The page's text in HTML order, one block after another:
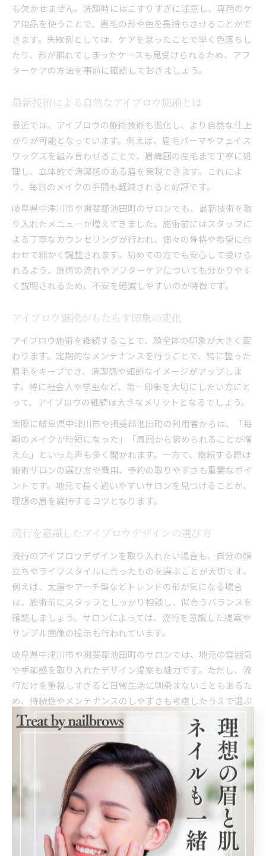
も欠かせません。洗顔時にはこすりすぎに注意し、専用のケ
ア用品を使うことで、眉毛の形や色を長持ちさせることがで
きます。失敗例としては、ケアを怠ったことで早く色落ちし
たり、形が崩れてしまったケースも見受けられるため、アフ
ターケアの方法を事前に確認しておきましょう。
最新技術による自然なアイブロウ施術とは
最近では、アイブロウの施術技術も進化し、より自然な仕上
がりが可能となっています。例えば、眉毛パーマやフェイス
ワックスを組み合わせることで、眉周囲の産毛まで丁寧に処
理し、立体的で清潔感のある眉を実現できます。これによ
り、毎日のメイクの手間も軽減されると好評です。
岐阜県中津川市や揖斐郡池田町のサロンでも、最新技術を取
り入れたメニューが増えてきました。施術前にはスタッフに
よる丁寧なカウンセリングが行われ、個々の骨格や希望に合
わせて細かく調整されます。初めての方でも安心して受けら
れるよう、施術の流れやアフターケアについても分かりやす
く説明されるため、不安を軽減しやすいのが特徴です。
アイブロウ継続がもたらす印象の変化
アイブロウ施術を継続することで、顔全体の印象が大きく変
わります。定期的なメンテナンスを行うことで、常に整った
眉毛をキープでき、清潔感や知的なイメージがアップしま
す。特に社会人や学生など、第一印象を大切にしたい方にと
って、アイブロウの継続は大きなメリットとなるでしょう。
実際に岐阜県中津川市や揖斐郡池田町の利用者からは、「毎
朝のメイクが時短になった」「周囲から褒められることが増
えた」といった声も多く聞かれます。一方で、継続する際は
施術サロンの選び方や費用、予約の取りやすさも重要なポイ
ントです。地元で長く通いやすいサロンを見つけることが、
理想の眉を維持するコツとなります。
流行を意識したアイブロウデザインの選び方
流行のアイブロウデザインを取り入れたい場合も、自分の顔
立ちやライフスタイルに合ったものを選ぶことが大切です。
例えば、太眉やアーチ型などトレンドの形が気になる場合
は、施術前にスタッフとしっかり相談し、似合うバランスを
確認しましょう。サロンによっては、流行を意識した提案や
サンプル画像の提示も行われています。
岐阜県中津川市や揖斐郡池田町のサロンでは、地元の雰囲気
や季節感を取り入れたデザイン提案も魅力です。ただし、流
行だけを重視しすぎると日常生活に馴染まないこともあるた
め、持続性やメンテナンスのしやすさも考慮したうえで選ぶ
のが成功のポイントです。
アイブロウ施術で自然な立体感を演出する方法
自然で立体感のある眉毛を演出するには、パーマやワックス
など複数の施術を組み合わせるのが効果的です。例えば、ま
ず眉毛の形をワックスで整え、その後パーマで毛流れを整え
ることで、ふんわりとした立体感を出しつつ清潔感を保てま
す。こうした施術は、顔全体の印象アップにもつながりま